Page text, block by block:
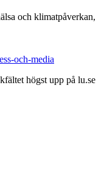
och klimatpåverkan,
och-media
högst upp på lu.se